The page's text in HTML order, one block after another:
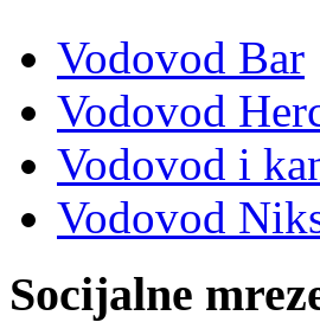
Vodovod Bar
Vodovod
Vodovod i
Vodovod
Socijalne